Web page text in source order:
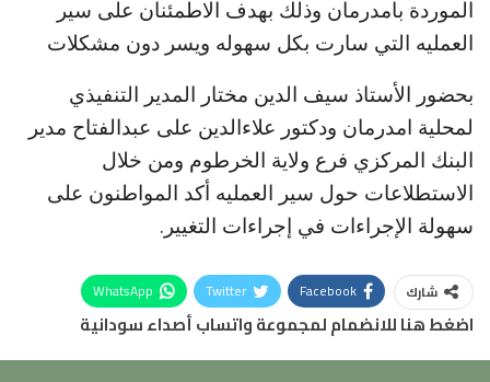
الموردة بامدرمان وذلك بهدف الاطمئنان على سير
العمليه التي سارت بكل سهوله ويسر دون مشكلات
بحضور الأستاذ سيف الدين مختار المدير التنفيذي
لمحلية امدرمان ودكتور علاءالدين على عبدالفتاح مدير
البنك المركزي فرع ولاية الخرطوم ومن خلال
الاستطلاعات حول سير العمليه أكد المواطنون على
سهولة الإجراءات في إجراءات التغيير.
شارك Facebook
Twitter
WhatsApp
اضغط هنا للانضمام لمجموعة واتساب أصداء سودانية